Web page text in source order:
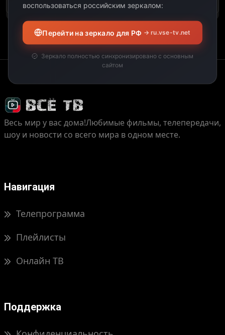
Весь мир у вас дома!Любимые фильмы, телепередачи,
шоу и новости со всего мира в одном месте.
Навигация
Телепрограмма
Плейлисты
Онлайн ТВ
Поддержка
воспользоваться российским зеркалом:
Перейти на зеркало для РФ → ru.vse-tv.net
Зеркало полностью синхронизировано с основным
сайтом